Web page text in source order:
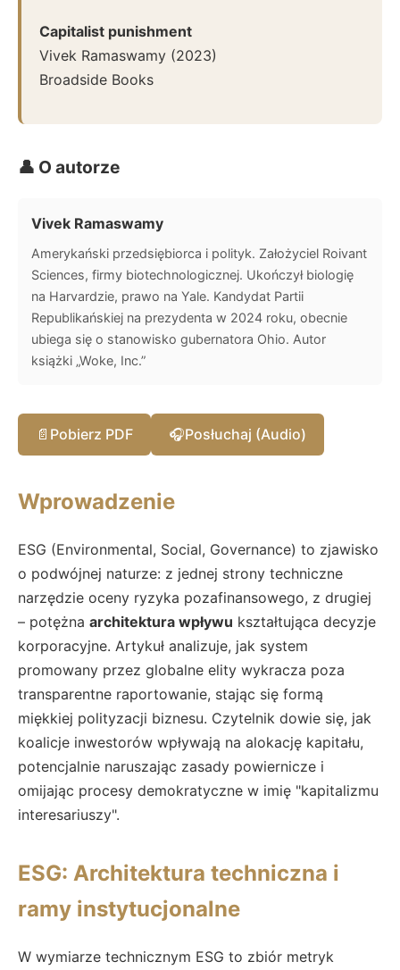
Capitalist punishment
Vivek Ramaswamy (2023)
Broadside Books
👤 O autorze
Vivek Ramaswamy
Amerykański przedsiębiorca i polityk. Założyciel Roivant
Sciences, firmy biotechnologicznej. Ukończył biologię
na Harvardzie, prawo na Yale. Kandydat Partii
Republikańskiej na prezydenta w 2024 roku, obecnie
ubiega się o stanowisko gubernatora Ohio. Autor
książki „Woke, Inc.”
📄 Pobierz PDF 🎧Posłuchaj (Audio)
Wprowadzenie
ESG (Environmental, Social, Governance) to zjawisko
o podwójnej naturze: z jednej strony techniczne
narzędzie oceny ryzyka pozafinansowego, z drugiej
– potężna architektura wpływu kształtująca decyzje
korporacyjne. Artykuł analizuje, jak system
promowany przez globalne elity wykracza poza
transparentne raportowanie, stając się formą
miękkiej polityzacji biznesu. Czytelnik dowie się, jak
koalicje inwestorów wpływają na alokację kapitału,
potencjalnie naruszając zasady powiernicze i
omijając procesy demokratyczne w imię "kapitalizmu
interesariuszy".
ESG: Architektura techniczna i
ramy instytucjonalne
W wymiarze technicznym ESG to zbiór metryk